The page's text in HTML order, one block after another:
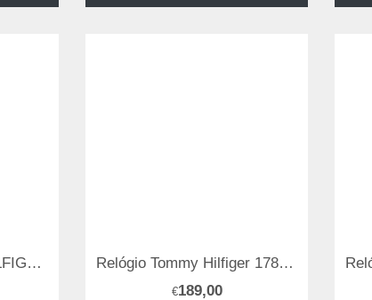
RELOGIO TOMMY HILFIGER 1792262 Relógio Tommy Hilfiger 1782706
€189,00